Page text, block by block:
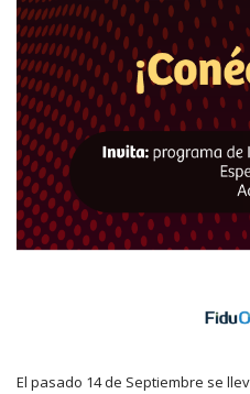
El pasado 14 de Septiembre se